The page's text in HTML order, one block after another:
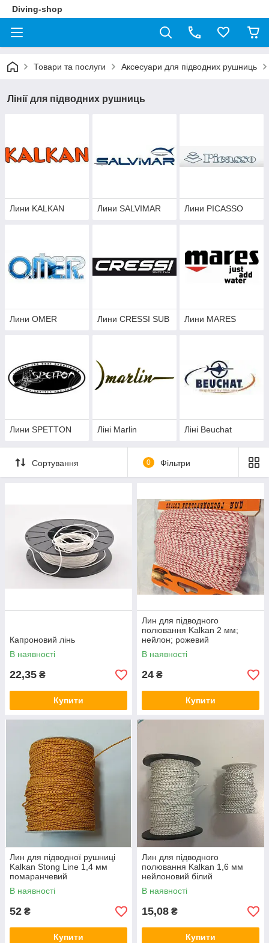
Diving-shop
Товари та послуги Аксесуари для підводних рушниць
Лінії для підводних рушниць
Лини KALKAN Лини SALVIMAR Лини PICASSO
Лини OMER Лини CRESSI SUB Лини MARES
Лини SPETTON Ліні Marlin Ліні Beuchat
Сортування 0 Фільтри
Капроновий лінь
В наявності
22,35 ₴
Купити
Лин для підводного
полювання Kalkan 2 мм;
нейлон; рожевий
В наявності
24 ₴
Купити
Лин для підводної рушниці
Kalkan Stong Line 1,4 мм
помаранчевий
В наявності
52 ₴
Купити
Лин для підводного
полювання Kalkan 1,6 мм
нейлоновий білий
В наявності
15,08 ₴
Купити